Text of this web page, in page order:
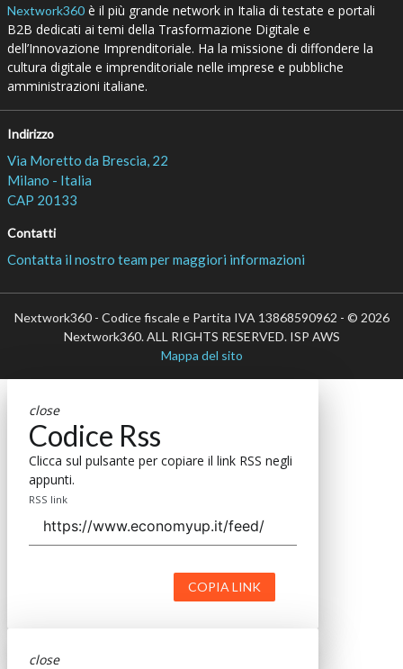
Nextwork360è il più grande network in Italia di testate e portali
B2B dedicati ai temi della Trasformazione Digitale e
dell’Innovazione Imprenditoriale. Ha la missione di diffondere la
cultura digitale e imprenditoriale nelle imprese e pubbliche
amministrazioni italiane.
Indirizzo
Via Moretto da Brescia, 22
Milano - Italia
CAP 20133
Contatti
Contatta il nostro team per maggiori informazioni
Nextwork360 - Codice fiscale e Partita IVA 13868590962 - © 2026
Nextwork360. ALL RIGHTS RESERVED. ISP AWS
Mappa del sito
close
Codice Rss
Clicca sul pulsante per copiare il link RSS negli
appunti.
RSS link
COPIA LINK
close